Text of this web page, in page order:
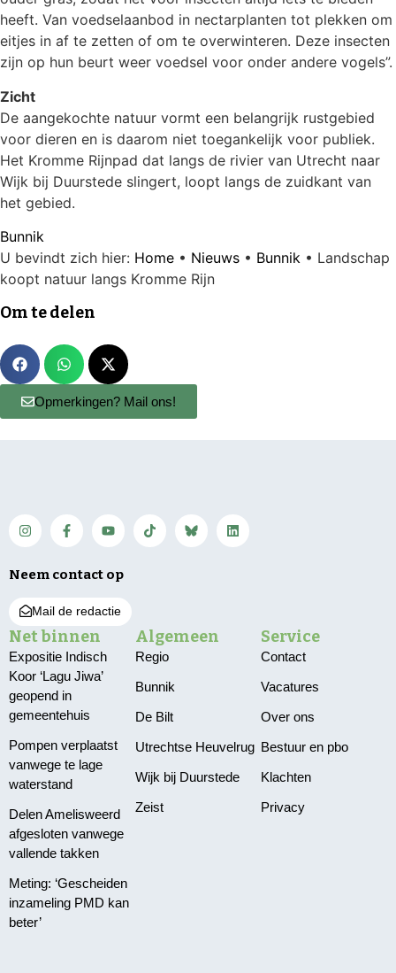
heeft. Van voedselaanbod in nectarplanten tot plekken om
eitjes in af te zetten of om te overwinteren. Deze insecten
zijn op hun beurt weer voedsel voor onder andere vogels”.
Zicht
De aangekochte natuur vormt een belangrijk rustgebied
voor dieren en is daarom niet toegankelijk voor publiek.
Het Kromme Rijnpad dat langs de rivier van Utrecht naar
Wijk bij Duurstede slingert, loopt langs de zuidkant van
het gebied.
Bunnik
U bevindt zich hier: Home • Nieuws • Bunnik • Landschap
koopt natuur langs Kromme Rijn
Om te delen
Opmerkingen? Mail ons!
Neem contact op
Mail de redactie
Net binnen
Expositie Indisch
Koor ‘Lagu Jiwa’
geopend in
gemeentehuis
Pompen verplaatst
vanwege te lage
waterstand
Delen Amelisweerd
afgesloten vanwege
vallende takken
Meting: ‘Gescheiden
inzameling PMD kan
beter’
Algemeen
Regio
Bunnik
De Bilt
Utrechtse Heuvelrug
Wijk bij Duurstede
Zeist
Service
Contact
Vacatures
Over ons
Bestuur en pbo
Klachten
Privacy